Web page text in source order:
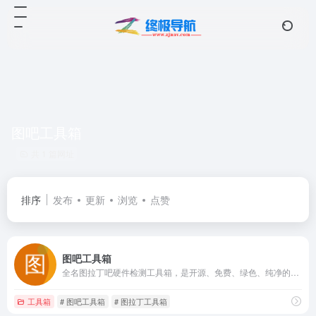
排序 发布 更新 浏览 点赞
图吧工具箱
工具箱 # 图吧工具箱 # 图拉丁工具箱